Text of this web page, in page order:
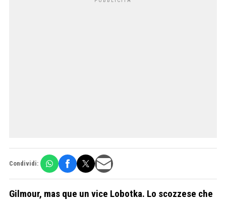
Condividi:
Gilmour, mas que un vice Lobotka. Lo scozzese che